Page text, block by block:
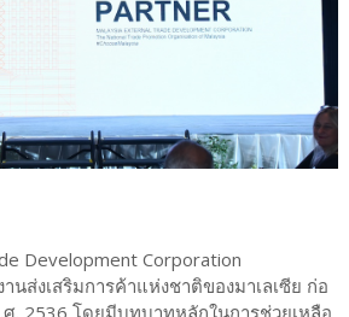
Development Corporation
นส่งเสริมการค้าแห่งชาติของมาเลเซีย ก่อ